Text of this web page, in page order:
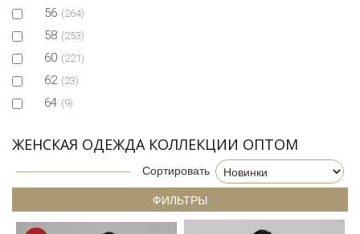
56 (264)
58 (253)
60 (221)
62 (23)
64 (9)
ЖЕНСКАЯ ОДЕЖДА КОЛЛЕКЦИИ ОПТОМ
Сортировать
ФИЛЬТРЫ